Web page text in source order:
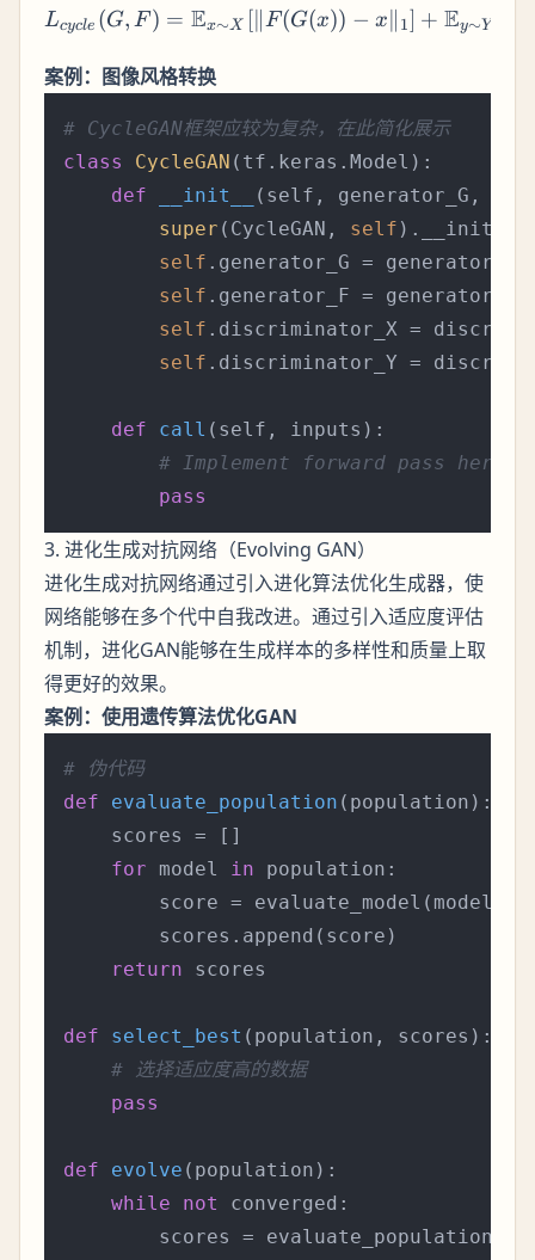
L_{cycle}(G, F)
Lcycle (G, F ) = Ex∼X [∥ F(G(x)) − x 1] + Ey∼Y
案例：图像风格转换
# CycleGAN框架应较为复杂，在此简化展示
class
CycleGAN (tf.keras.Model):
def
__init__ ( self, generator_G,
super (CycleGAN, self
self .generator_G = generator_G
self .generator_F = generator_F
self .discriminator_X =
self .discriminator_Y =
def call ( self, inputs ):
# Implement forward pass here
pass
3. 进化生成对抗网络（Evolving GAN）
进化生成对抗网络通过引入进化算法优化生成器，使
网络能够在多个代中自我改进。通过引入适应度评估
机制，进化GAN能够在生成样本的多样性和质量上取
得更好的效果。
案例：使用遗传算法优化GAN
# 伪代码
def
evaluate_population ( population ):
    scores = []
for model in population:
        score = evaluate_model(model)
        scores.append(score)
return scores
def select_best ( population, scores ):
# 选择适应度高的数据
pass
def evolve ( population ):
while
not
converged:
scores =